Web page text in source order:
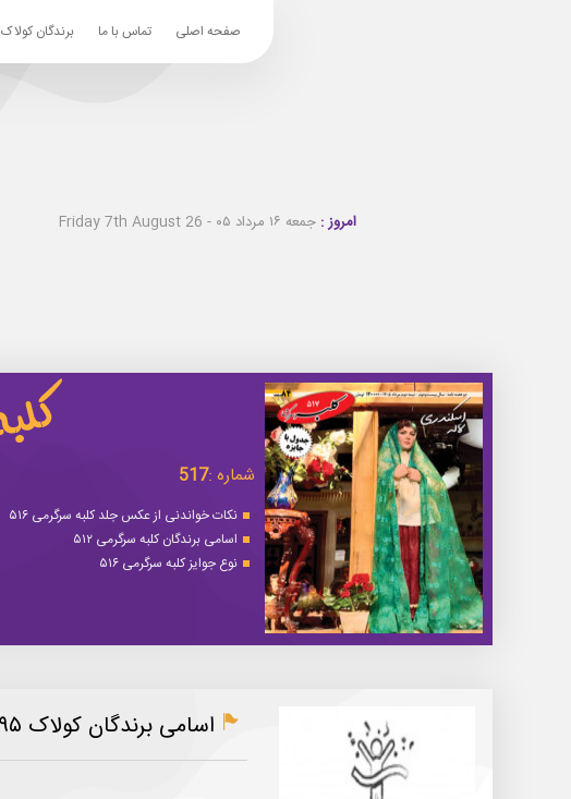
صفحه اصلی تماس با ما برندگان کولاک
امروز : جمعه ۱۶ مرداد ۰۵ - Friday 7th August 26
شماره :517
نکات خواندنی از عکس جلد کلبه سرگرمی ۵۱۶
اسامی برندگان کلبه سرگرمی ۵۱۲
نوع جوایز کلبه سرگرمی ۵۱۶
اسامی برندگان کولاک ۴۹۵